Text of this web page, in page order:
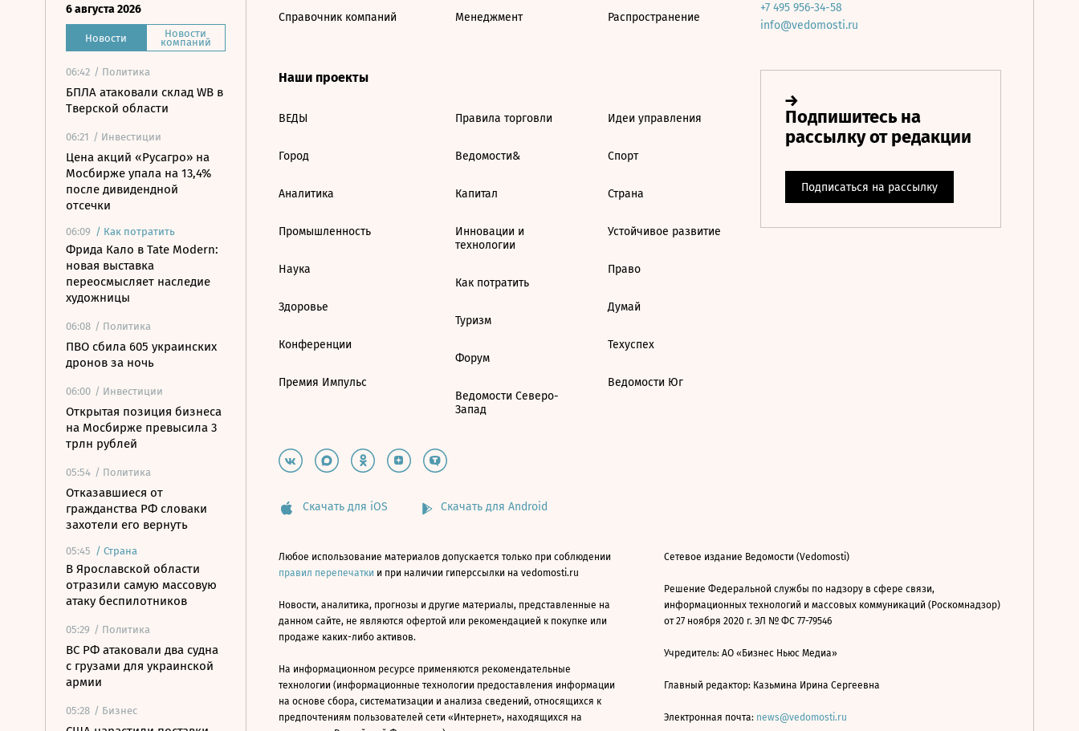
6 августа 2026
Новости Новости
компаний
06:42 / Политика
БПЛА атаковали склад WB в
Тверской области
06:21 / Инвестиции
Цена акций «Русагро» на
Мосбирже упала на 13,4%
после дивидендной
отсечки
06:09 / Как потратить
Фрида Кало в Tate Modern:
новая выставка
переосмысляет наследие
художницы
06:08 / Политика
ПВО сбила 605 украинских
дронов за ночь
06:00 / Инвестиции
Открытая позиция бизнеса
на Мосбирже превысила 3
трлн рублей
05:54 / Политика
Отказавшиеся от
гражданства РФ словаки
захотели его вернуть
05:45 / Страна
В Ярославской области
отразили самую массовую
атаку беспилотников
05:29 / Политика
ВС РФ атаковали два судна
с грузами для украинской
армии
05:28 / Бизнес
Справочник компаний Менеджмент Распространение
Наши проекты
ВЕДЫ
Город
Аналитика
Промышленность
Наука
Здоровье
Конференции
Премия Импульс
Правила торговли
Ведомости&
Капитал
Инновации и
технологии
Как потратить
Туризм
Форум
Ведомости Северо-
Запад
Идеи управления
Спорт
Страна
Устойчивое развитие
Право
Думай
Техуспех
Ведомости Юг
+7 495 956-34-58
info@vedomosti.ru
Скачать для iOS Скачать для Android
Любое использование материалов допускается только при соблюдении
правил перепечатки и при наличии гиперссылки на vedomosti.ru
Новости, аналитика, прогнозы и другие материалы, представленные на
данном сайте, не являются офертой или рекомендацией к покупке или
продаже каких-либо активов.
На информационном ресурсе применяются рекомендательные
технологии (информационные технологии предоставления информации
на основе сбора, систематизации и анализа сведений, относящихся к
предпочтениям пользователей сети «Интернет», находящихся на
Сетевое издание Ведомости (Vedomosti)
Решение Федеральной службы по надзору в сфере связи,
информационных технологий и массовых коммуникаций (Роскомнадзор)
от 27 ноября 2020 г. ЭЛ № ФС 77-79546
Учредитель: АО «Бизнес Ньюс Медиа»
Главный редактор: Казьмина Ирина Сергеевна
Электронная почта: news@vedomosti.ru